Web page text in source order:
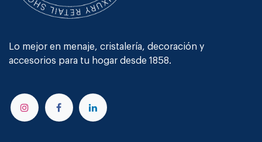
Lo mejor en menaje, cristalería, decoración y
accesorios para tu hogar desde 1858.